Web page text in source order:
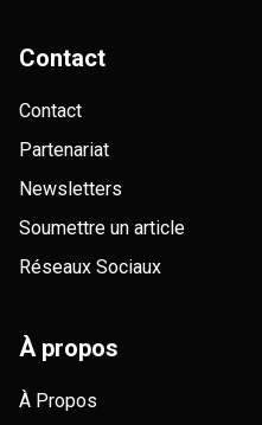
Contact
Contact
Partenariat
Newsletters
Soumettre un article
Réseaux Sociaux
À propos
À Propos